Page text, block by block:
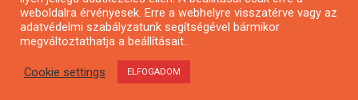
Napelem pályázatok
GINOP pályázatok
Copyright © All rights reserved.
weboldalra érvényesek. Erre a webhelyre visszatérve vagy az
adatvédelmi szabályzatunk segítségével bármikor
megváltoztathatja a beállításait..
Cookie settings ELFOGADOM